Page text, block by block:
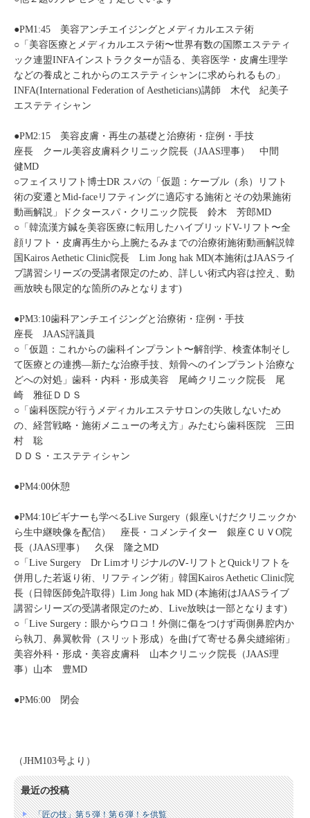
●PM1:45 美容アンチエイジングとメディカルエステ術
○「美容医療とメディカルエステ術〜世界有数の国際エステティ
ック連盟INFAインストラクターが語る、美容医学・皮膚生理学
などの養成とこれからのエステティシャンに求められるもの」
INFA(International Federation of Aestheticians)講師 木代 紀美子
エステティシャン
●PM2:15 美容皮膚・再生の基礎と治療術・症例・手技
座長 クール美容皮膚科クリニック院長（JAAS理事） 中間
健MD
○フェイスリフト博士DR スパの「仮題：ケーブル（糸）リフト
術の変遷とMid-faceリフティングに適応する施術とその効果施術
動画解説」ドクタースパ・クリニック院長 鈴木 芳郎MD
○「韓流漢方鍼を美容医療に転用したハイブリッドV-リフト〜全
顔リフト・皮膚再生から上腕たるみまでの治療術施術動画解説韓
国Kairos Aethetic Clinic院長 Lim Jong hak MD(本施術はJAASライ
ブ講習シリーズの受講者限定のため、詳しい術式内容は控え、動
画放映も限定的な箇所のみとなります)
●PM3:10歯科アンチエイジングと治療術・症例・手技
座長 JAAS評議員
○「仮題：これからの歯科インプラント〜解剖学、検査体制そし
て医療との連携—新たな治療手技、頬骨へのインプラント治療な
どへの対処」歯科・内科・形成美容 尾崎クリニック院長 尾
崎 雅征ＤＤＳ
○「歯科医院が行うメディカルエステサロンの失敗しないため
の、経営戦略・施術メニューの考え方」みたむら歯科医院 三田
村 聡
ＤＤＳ・エステティシャン
●PM4:00休憩
●PM4:10ビギナーも学べるLive Surgery（銀座いけだクリニックか
ら生中継映像を配信） 座長・コメンテイター 銀座ＣＵＶO院
長（JAAS理事） 久保 隆之MD
○「Live Surgery Dr LimオリジナルのⅤ-リフトとQuickリフトを
併用した若返り術、リフティング術」韓国Kairos Aethetic Clinic院
長（日韓医師免許取得）Lim Jong hak MD (本施術はJAASライブ
講習シリーズの受講者限定のため、Live放映は一部となります)
○「Live Surgery：眼からウロコ！外側に傷をつけず両側鼻腔内か
ら執刀、鼻翼軟骨（スリット形成）を曲げて寄せる鼻尖縫縮術」
美容外科・形成・美容皮膚科 山本クリニック院長（JAAS理
事）山本 豊MD
●PM6:00 閉会
（JHM103号より）
最近の投稿
「匠の技」第５弾！第６弾！を供覧